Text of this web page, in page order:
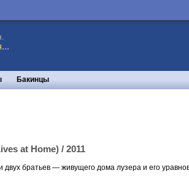
Бакинцы
at Home) / 2011
двух братьев — живущего дома лузера и его